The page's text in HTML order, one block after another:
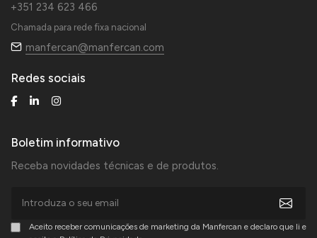
+351 234 623 466
Chamada para rede fixa nacional
manfercan@manfercan.com
Redes sociais
Boletim informativo
Receba novidades técnicas e de produtos.
Aceito receber comunicações de marketing da Manfercan e declaro que li e